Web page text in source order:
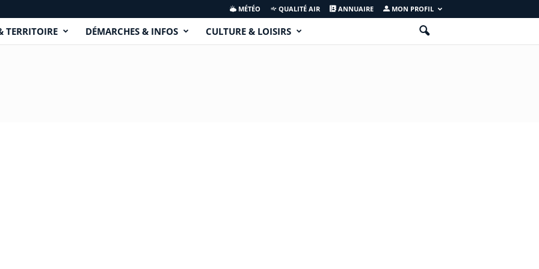
MÉTÉO QUALITÉ AIR ANNUAIRE MON PROFIL
TERRITOIRE DÉMARCHES & INFOS CULTURE & LOISIRS